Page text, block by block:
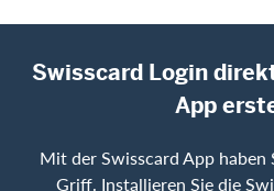
Swisscard Login
App
Mit der Swisscard App
Griff. Installieren Sie die